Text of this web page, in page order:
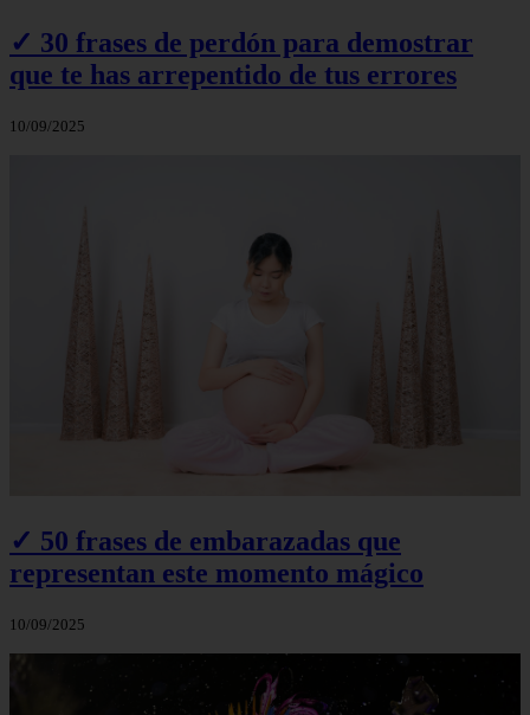
✓ 30 frases de perdón para demostrar
que te has arrepentido de tus errores
10/09/2025
✓ 50 frases de embarazadas que
representan este momento mágico
10/09/2025